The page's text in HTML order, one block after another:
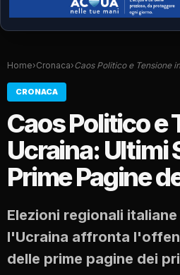
Home›Cronaca›Caos Politico e Tensione
CRONACA
Caos Politico e
Ucraina: Ultimi
Prime Pagine
Elezioni regionali
l'Ucraina affronta
delle prime pagine dei